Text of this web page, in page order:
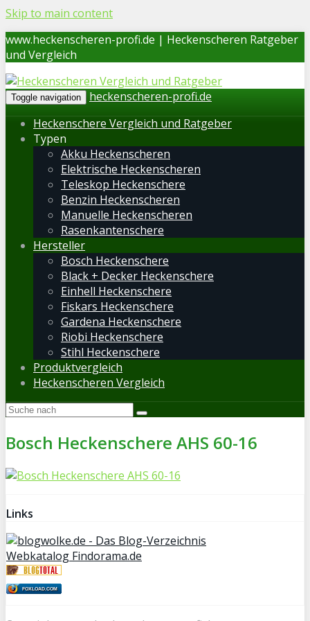
Skip to main content
www.heckenscheren-profi.de | Heckenscheren Ratgeber
und Vergleich
Toggle navigation
heckenscheren-profi.de
Heckenschere Vergleich und Ratgeber
Typen
Akku Heckenscheren
Elektrische Heckenscheren
Teleskop Heckenschere
Benzin Heckenscheren
Manuelle Heckenscheren
Rasenkantenschere
Hersteller
Bosch Heckenschere
Black + Decker Heckenschere
Einhell Heckenschere
Fiskars Heckenschere
Gardena Heckenschere
Riobi Heckenschere
Stihl Heckenschere
Produktvergleich
Heckenscheren Vergleich
Bosch Heckenschere AHS 60-16
Links
Webkatalog Findorama.de
FOXLOAD.COM